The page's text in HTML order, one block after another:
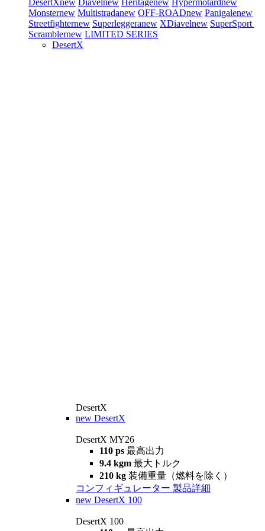
DesertXnew Diavelnew Heritagenew Hypermotardnew
Monsternew Multistradanew OFF-ROADnew Panigalenew
Streetfighternew Superleggeranew XDiavelnew SuperSport
Scramblernew LIMITED SERIES
DesertX
DesertX
new DesertX
DesertX MY26
110 ps 最高出力
9.4 kgm 最大トルク
210 kg 装備重量（燃料を除く）
コンフィギュレーター 製品詳細
new DesertX 100
DesertX 100